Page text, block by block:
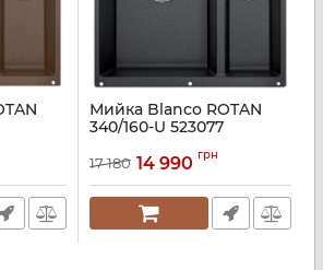
Мийка Blanco ROTAN
340/160-U 523077
17 180 14 990 грн